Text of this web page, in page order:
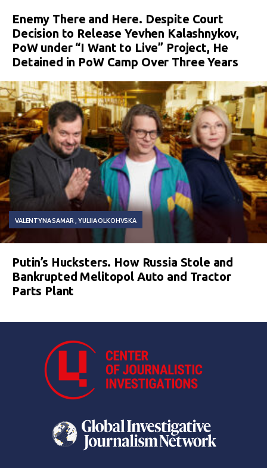
Enemy There and Here. Despite Court
Decision to Release Yevhen Kalashnykov,
PoW under “I Want to Live” Project, He
Detained in PoW Camp Over Three Years
VALENTYNA SAMAR YULIIA OLKOHVSKA
Putin’s Hucksters. How Russia Stole and
Bankrupted Melitopol Auto and Tractor
Parts Plant